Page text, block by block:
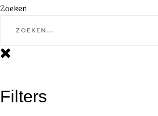
Zoeken
Filters